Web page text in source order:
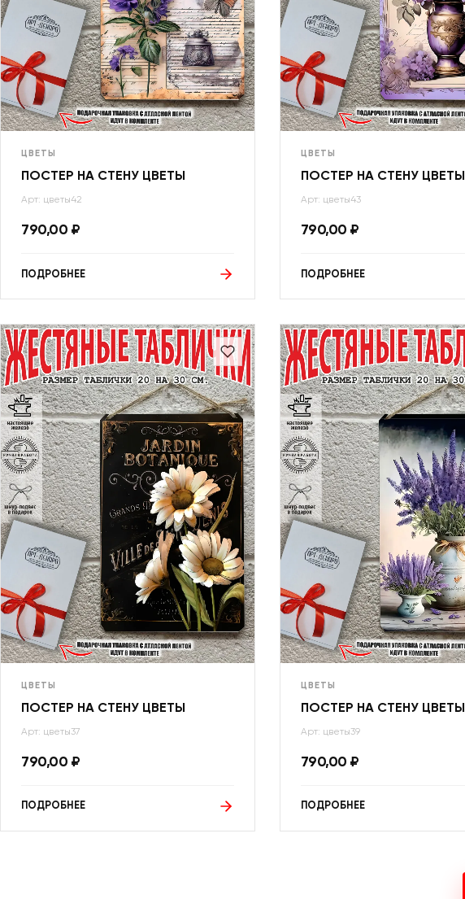
ЦВЕТЫ
ПОСТЕР НА СТЕНУ ЦВЕТЫ
Арт: цветы42
790,00 ₽
ПОДРОБНЕЕ
ЦВЕТЫ
ПОСТЕР НА СТЕНУ ЦВЕТЫ
Арт: цветы43
790,00 ₽
ПОДРОБНЕЕ
ЦВЕТЫ
ПОСТЕР НА СТЕНУ ЦВЕТЫ
Арт: цветы37
790,00 ₽
ПОДРОБНЕЕ
ЦВЕТЫ
ПОСТЕР НА СТЕНУ ЦВЕТЫ
Арт: цветы39
790,00 ₽
ПОДРОБНЕЕ